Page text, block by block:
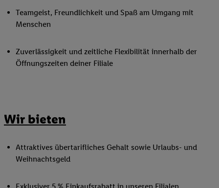
Teamgeist, Freundlichkeit und Spaß am Umgang mit
Menschen
Zuverlässigkeit und zeitliche Flexibilität innerhalb der
Öffnungszeiten deiner Filiale
Wir bieten
Attraktives übertarifliches Gehalt sowie Urlaubs- und
Weihnachtsgeld
Exklusiver 5 % Einkaufsrabatt in unseren Filialen